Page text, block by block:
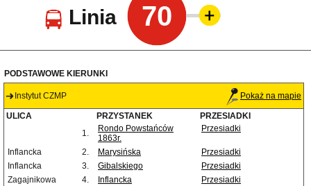
Linia 70
PODSTAWOWE KIERUNKI
Instytut CZMP Pokaż na mapie
ULICA PRZYSTANEK
PRZESIADKI
1.
Rondo Powstańców
1863r.
Przesiadki
Inflancka 2. Marysińska
Przesiadki
Inflancka
3. Gibalskiego
Przesiadki
Zagajnikowa
4. Inflancka
Przesiadki